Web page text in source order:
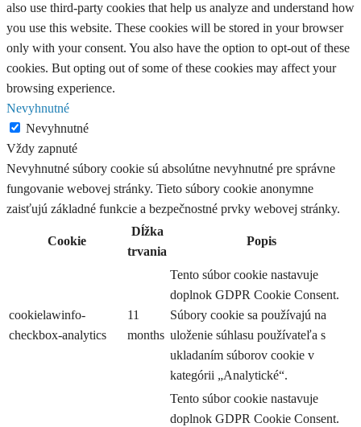
also use third-party cookies that help us analyze and understand how
you use this website. These cookies will be stored in your browser
only with your consent. You also have the option to opt-out of these
cookies. But opting out of some of these cookies may affect your
browsing experience.
Nevyhnutné
Nevyhnutné
Vždy zapnuté
Nevyhnutné súbory cookie sú absolútne nevyhnutné pre správne
fungovanie webovej stránky. Tieto súbory cookie anonymne
zaisťujú základné funkcie a bezpečnostné prvky webovej stránky.
Cookie
Dĺžka
trvania
Popis
cookielawinfo-
checkbox-analytics
11
months
Tento súbor cookie nastavuje
doplnok GDPR Cookie Consent.
Súbory cookie sa používajú na
uloženie súhlasu používateľa s
ukladaním súborov cookie v
kategórii „Analytické“.
Tento súbor cookie nastavuje
doplnok GDPR Cookie Consent.